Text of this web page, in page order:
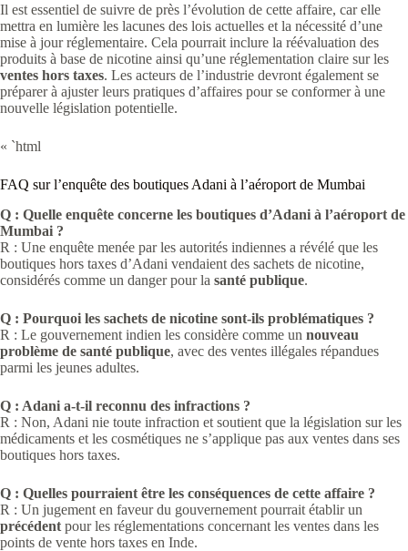
Il est essentiel de suivre de près l’évolution de cette affaire, car elle
mettra en lumière les lacunes des lois actuelles et la nécessité d’une
mise à jour réglementaire. Cela pourrait inclure la réévaluation des
produits à base de nicotine ainsi qu’une réglementation claire sur les
ventes hors taxes. Les acteurs de l’industrie devront également se
préparer à ajuster leurs pratiques d’affaires pour se conformer à une
nouvelle législation potentielle.
« `html
FAQ sur l’enquête des boutiques Adani à l’aéroport de Mumbai
Q : Quelle enquête concerne les boutiques d’Adani à l’aéroport de
Mumbai ?
R : Une enquête menée par les autorités indiennes a révélé que les
boutiques hors taxes d’Adani vendaient des sachets de nicotine,
considérés comme un danger pour la santé publique.
Q : Pourquoi les sachets de nicotine sont-ils problématiques ?
R : Le gouvernement indien les considère comme un nouveau
problème de santé publique, avec des ventes illégales répandues
parmi les jeunes adultes.
Q : Adani a-t-il reconnu des infractions ?
R : Non, Adani nie toute infraction et soutient que la législation sur les
médicaments et les cosmétiques ne s’applique pas aux ventes dans ses
boutiques hors taxes.
Q : Quelles pourraient être les conséquences de cette affaire ?
R : Un jugement en faveur du gouvernement pourrait établir un
précédent pour les réglementations concernant les ventes dans les
points de vente hors taxes en Inde.